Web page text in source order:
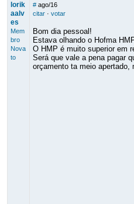
lorik
aalv
es
Mem
bro
Nova
to
# ago/16
citar· votar
Bom dia pessoal!
Estava olhando o Hofma
O HMP é muito superior em
Será que vale a pena pagar
orçamento ta meio apertado,